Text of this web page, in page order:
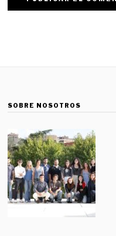
SOBRE NOSOTROS